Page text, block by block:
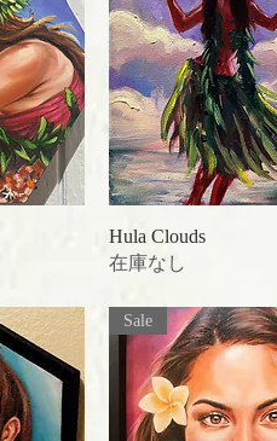
クイックビ
Hula Clouds
在庫なし
Sale